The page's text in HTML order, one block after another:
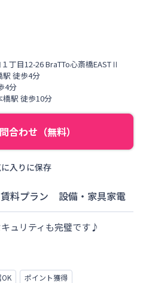
１丁目12-26 BraTTo心斎橋EASTⅡ
駅 徒歩4分
4分
橋駅 徒歩10分
合わせ（無料）
入りに保存
賃料プラン 設備・家具家電
ュリティも完璧です♪
ポイント獲得